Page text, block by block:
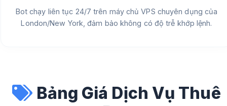
Bot chạy liên tục 24/7 trên máy chủ VPS chuyên dụng của
London/New York, đảm bảo không có độ trễ khớp lệnh.
Bảng Giá Dịch Vụ Thuê